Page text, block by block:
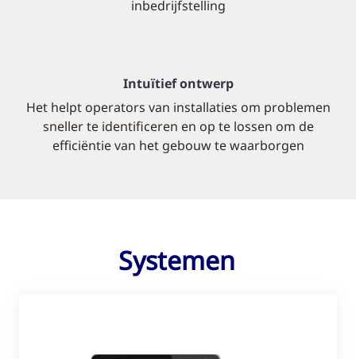
inbedrijfstelling
Intuïtief ontwerp
Het helpt operators van installaties om problemen
sneller te identificeren en op te lossen om de
efficiëntie van het gebouw te waarborgen
Systemen